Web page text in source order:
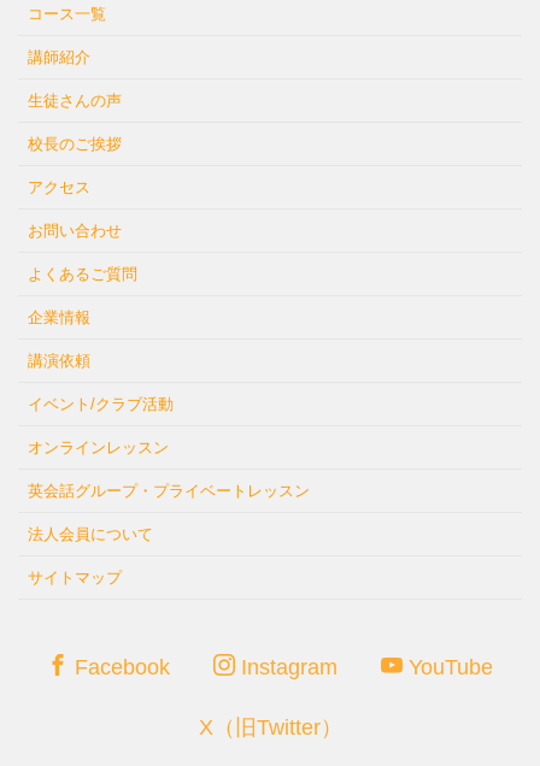
コース一覧
講師紹介
生徒さんの声
校長のご挨拶
アクセス
お問い合わせ
よくあるご質問
企業情報
講演依頼
イベント/クラブ活動
オンラインレッスン
英会話グループ・プライベートレッスン
法人会員について
サイトマップ
Facebook Instagram YouTube
X（旧Twitter）